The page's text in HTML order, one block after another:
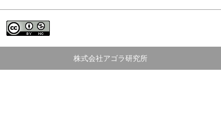
株式会社アゴラ研究所